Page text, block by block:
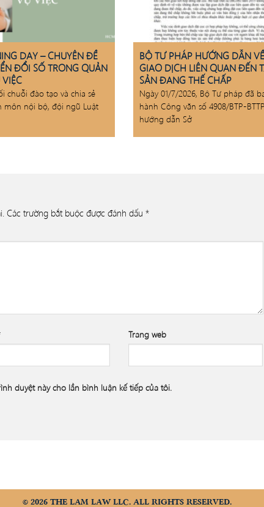
DAY – CHUYÊN ĐỀ
ĐỔI SỐ TRONG QUẢN
VIỆC
chuỗi đào tạo và chia sẻ
môn nội bộ, đội ngũ Luật
BỘ TƯ PHÁP HƯỚNG DẪN VỀ
GIAO DỊCH LIÊN QUAN ĐẾN
SẢN ĐANG THẾ CHẤP
Ngày 01/7/2026, Bộ Tư pháp đã
hành Công văn số 4908/BTP-
hướng dẫn Sở
Các trường bắt buộc được đánh dấu *
Trang web
duyệt này cho lần bình luận kế tiếp của tôi.
© 2026 THE LAM LAW LLC. ALL RIGHTS RESERVED.